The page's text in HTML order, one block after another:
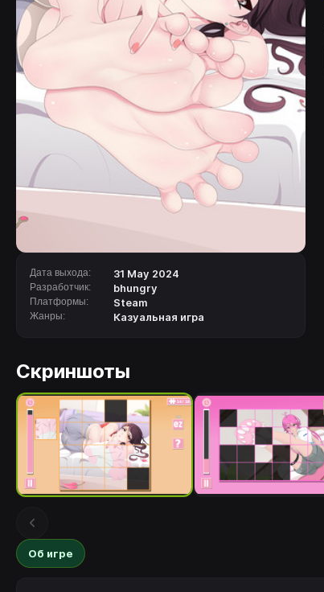
Дата выхода: 31 May 2024
Разработчик: bhungry
Платформы: Steam
Жанры: Казуальная игра
Скриншоты
Об игре